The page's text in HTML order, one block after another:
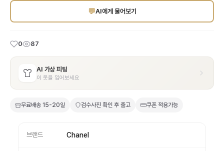
💬AI에게 물어보기
0 87
AI 가상 피팅
이 옷을 입어보세요
무료배송 15-20일 검수사진 확인 후 출고 쿠폰 적용가능
브랜드 Chanel